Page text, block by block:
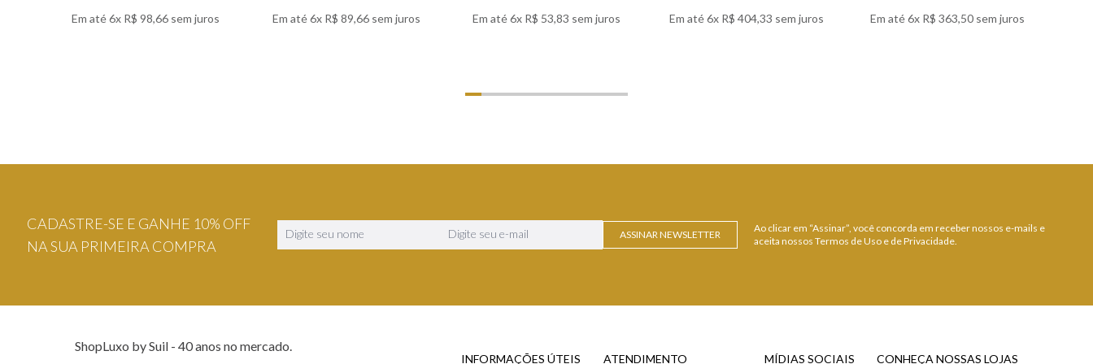
Em até6x R$ 98,66 sem juros Em até6x R$ 89,66sem juros Em até6x R$ 53,83 sem juros Em até6x R$ 404,33 sem juros Em até6x R$ 363,50sem juros
CADASTRE-SE E GANHE 10% OFF
NA SUA PRIMEIRA COMPRA
ASSINAR NEWSLETTER
Ao clicar em “Assinar”, você concorda em receber nossos e-mails e
aceita nossos Termos de Uso e de Privacidade.
ShopLuxo by Suil - 40 anos no mercado.
INFORMAÇÕES ÚTEIS ATENDIMENTO MÍDIAS SOCIAIS CONHEÇA NOSSAS LOJAS